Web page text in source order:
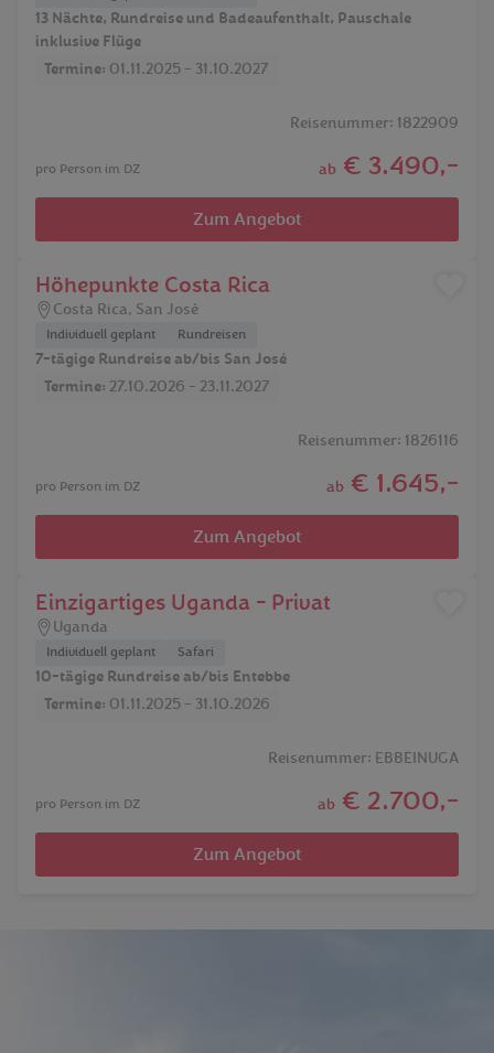
13 Nächte, Rundreise und Badeaufenthalt, Pauschale
inklusive Flüge
Termine: 01.11.2025 - 31.10.2027
Reisenummer: 1822909
pro Person im DZ ab € 3.490,-
Zum Angebot
Höhepunkte Costa Rica
Costa Rica, San José
Individuell geplant Rundreisen
7-tägige Rundreise ab/bis San José
Termine: 27.10.2026 - 23.11.2027
Reisenummer: 1826116
pro Person im DZ ab € 1.645,-
Zum Angebot
Einzigartiges Uganda - Privat
Uganda
Individuell geplant Safari
10-tägige Rundreise ab/bis Entebbe
Termine: 01.11.2025 - 31.10.2026
Reisenummer: EBBEINUGA
pro Person im DZ ab € 2.700,-
Zum Angebot